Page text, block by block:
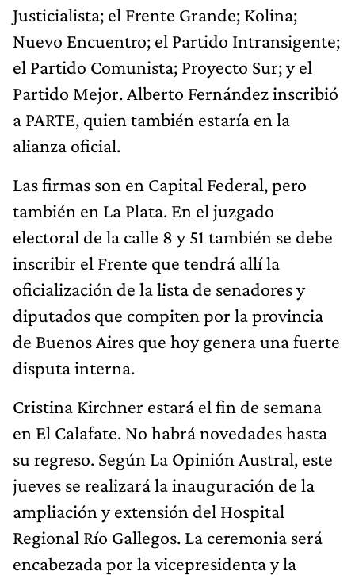
Justicialista; el Frente Grande; Kolina;
Nuevo Encuentro; el Partido Intransigente;
el Partido Comunista; Proyecto Sur; y el
Partido Mejor. Alberto Fernández inscribió
a PARTE, quien también estaría en la
alianza oficial.
Las firmas son en Capital Federal, pero
también en La Plata. En el juzgado
electoral de la calle 8 y 51 también se debe
inscribir el Frente que tendrá allí la
oficialización de la lista de senadores y
diputados que compiten por la provincia
de Buenos Aires que hoy genera una fuerte
disputa interna.
Cristina Kirchner estará el fin de semana
en El Calafate. No habrá novedades hasta
su regreso. Según La Opinión Austral, este
jueves se realizará la inauguración de la
ampliación y extensión del Hospital
Regional Río Gallegos. La ceremonia será
encabezada por la vicepresidenta y la